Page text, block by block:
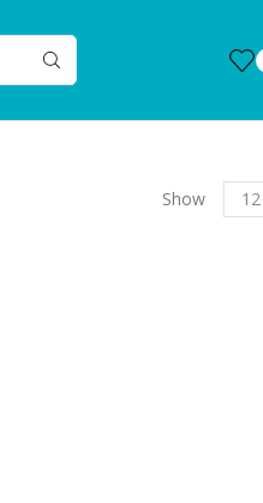
Show
per